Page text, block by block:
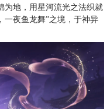
为地，用星河流光之法织就
一夜鱼龙舞”之境，于神异